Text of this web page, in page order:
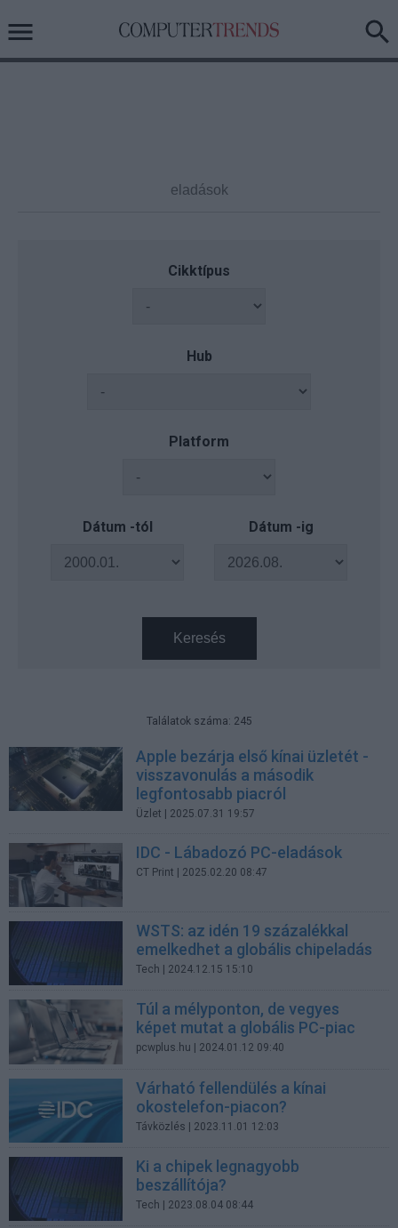
Cikktípus
Hub
Platform
Dátum -tól Dátum -ig
Keresés
Találatok száma: 245
Apple bezárja első kínai üzletét -
visszavonulás a második
legfontosabb piacról
Üzlet | 2025.07.31 19:57
IDC - Lábadozó PC-eladások
CT Print | 2025.02.20 08:47
WSTS: az idén 19 százalékkal
emelkedhet a globális chipeladás
Tech | 2024.12.15 15:10
Túl a mélyponton, de vegyes
képet mutat a globális PC-piac
pcwplus.hu | 2024.01.12 09:40
Várható fellendülés a kínai
okostelefon-piacon?
Távközlés | 2023.11.01 12:03
Ki a chipek legnagyobb
beszállítója?
Tech | 2023.08.04 08:44